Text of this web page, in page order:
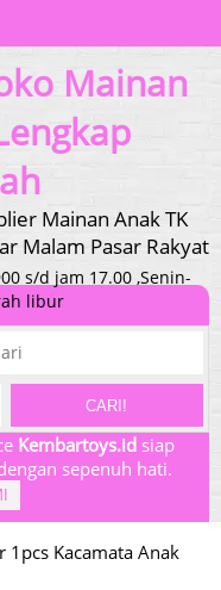
Mainan
Mainan Anak TK
Malam Pasar Rakyat
s/d jam 17.00 ,Senin-
libur
CARI!
Kembartoys.id siap
sepenuh hati.
1pcs Kacamata Anak